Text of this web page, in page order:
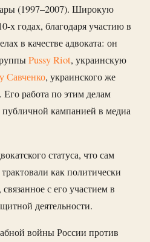
(1997–2007). Широкую
х годах, благодаря участию в
в качестве адвоката: он
Pussy Riot, украинскую
Савченко, украинского же
. Его работа по этим делам
кампанией в медиа
статуса, что сам
как политически
с его участием в
деятельности.
войны России против